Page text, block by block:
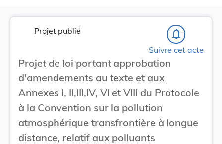
Projet publié notifications_none
Suivre cet acte
Projet de loi portant approbation
d'amendements au texte et aux
Annexes I, II,III,IV, VI et VIII du Protocole
à la Convention sur la pollution
atmosphérique transfrontière à longue
distance, relatif aux polluants